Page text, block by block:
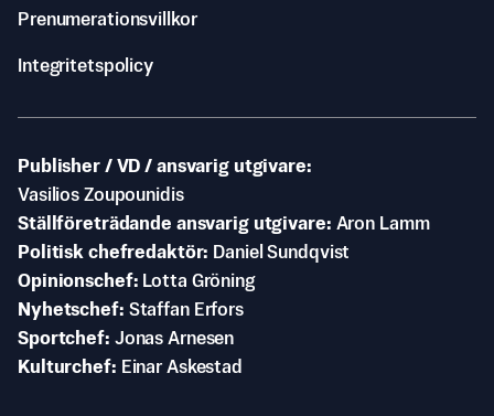
Prenumerationsvillkor
Integritetspolicy
Publisher / VD / ansvarig utgivare
Vasilios Zoupounidis
Ställföreträdande ansvarig utgivare Aron Lamm
Politisk chefredaktör
Daniel Sundqvist
Opinionschef
Lotta Gröning
Nyhetschef Staffan Erfors
Sportchef Jonas Arnesen
Kulturchef
Einar Askestad